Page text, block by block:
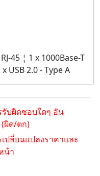
45 ¦ 1 x 1000Base-T
x USB 2.0 - Type A
บผิดชอบใดๆ อัน
ผิด/ตก)
ปลี่ยนแปลงราคาและ
น้า